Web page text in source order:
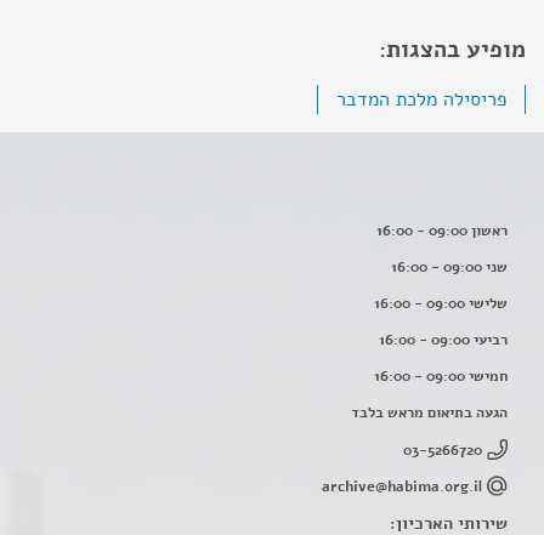
מופיע בהצגות:
פריסילה מלכת המדבר
ראשון 09:00 - 16:00
שני 09:00 - 16:00
שלישי 09:00 - 16:00
רביעי 09:00 - 16:00
חמישי 09:00 - 16:00
הגעה בתיאום מראש בלבד
03-5266720
archive@habima.org.il
שירותי הארכיון: